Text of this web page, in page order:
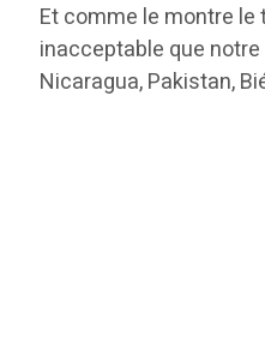
Et comme le montre
inacceptable que
Nicaragua, Pakistan,